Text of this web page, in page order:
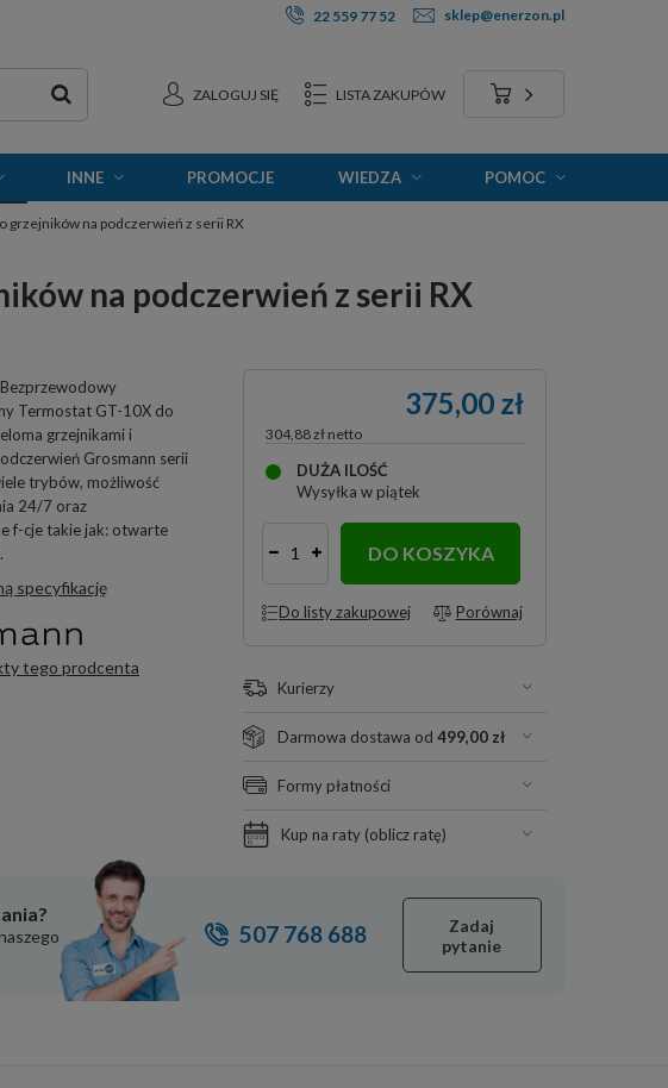
22 559 77 52 sklep@enerzon.pl
ZALOGUJ SIĘ LISTA ZAKUPÓW
INNE PROMOCJE WIEDZA POMOC
grzejników na podczerwień z serii RX
na podczerwień z serii RX
Termostat GT-10X do
grzejnikami i
Grosmann serii
trybów, możliwość
24/7 oraz
f-cje takie jak: otwarte
specyfikację
tego prodcenta
375,00 zł
304,88 zł
DUŻA ILOŚĆ
Wysyłka w piątek
DO KOSZYKA
Do listy zakupowej Porównaj
Kurierzy
Darmowa dostawa od 499,00 zł
Formy płatności
Kup na raty (oblicz ratę)
507 768 688
Zadaj
pytanie